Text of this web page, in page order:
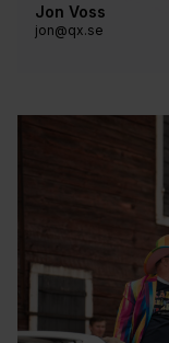
Jon Voss
jon@qx.se